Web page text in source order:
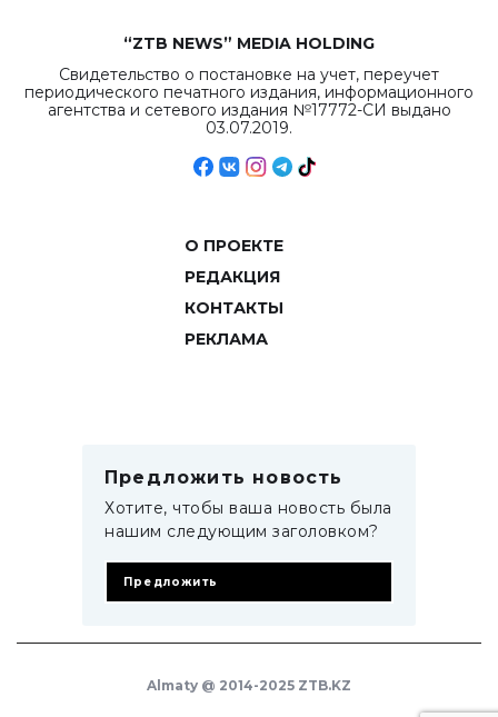
“ZTB NEWS” MEDIA HOLDING
Свидетельство о постановке на учет, переучет
периодического печатного издания, информационного
агентства и сетевого издания №17772-СИ выдано
03.07.2019.
О ПРОЕКТЕ
РЕДАКЦИЯ
КОНТАКТЫ
РЕКЛАМА
Предложить новость
Хотите, чтобы ваша новость была
нашим следующим заголовком?
Предложить
Almaty @ 2014-2025 ZTB.KZ